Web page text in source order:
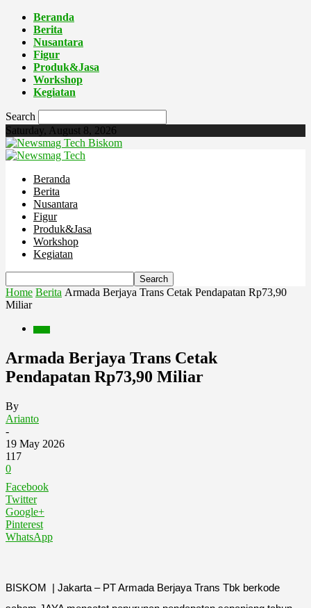
Beranda
Berita
Nusantara
Figur
Produk&Jasa
Workshop
Kegiatan
Search
Saturday, August 8, 2026
Biskom
Beranda
Berita
Nusantara
Figur
Produk&Jasa
Workshop
Kegiatan
Home Berita Armada Berjaya Trans Cetak Pendapatan Rp73,90
Miliar
Armada Berjaya Trans Cetak
Pendapatan Rp73,90 Miliar
By
Arianto
-
19 May 2026
117
0
Facebook
Twitter
Google+
Pinterest
WhatsApp
BISKOM | Jakarta – PT Armada Berjaya Trans Tbk berkode